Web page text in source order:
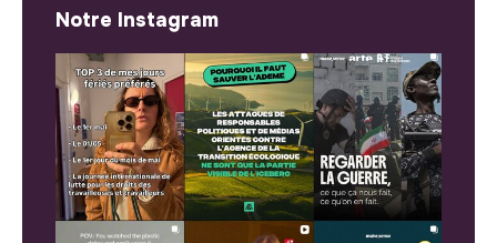
Notre Instagram